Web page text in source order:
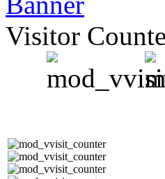
Visitor